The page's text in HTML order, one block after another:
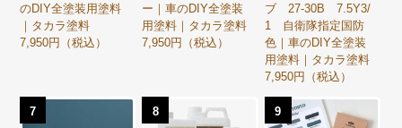
のDIY全塗装用塗料
｜タカラ塗料
7,950円（税込）
ー｜車のDIY全塗装
用塗料｜タカラ塗料
7,950円（税込）
ブ 27-30B 7.5Y3/
1 自衛隊指定国防
色｜車のDIY全塗装
用塗料｜タカラ塗料
7,950円（税込）
7 8 9